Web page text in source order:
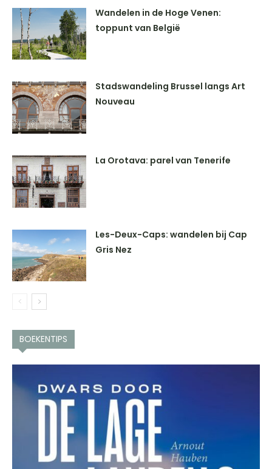
Wandelen in de Hoge Venen:
toppunt van België
Stadswandeling Brussel langs Art
Nouveau
La Orotava: parel van Tenerife
Les-Deux-Caps: wandelen bij Cap
Gris Nez
BOEKENTIPS